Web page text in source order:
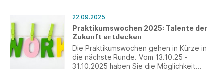
und agieren als Managerin und Manager
eines fiktiven Unternehmens.
Anmeldeschluss ist der 18. Oktober 2025.
22.09.2025
Praktikumswochen 2025: Talente der
Zukunft entdecken
Die Praktikumswochen gehen in Kürze in
die nächste Runde. Vom 13.10.25 -
31.10.2025 haben Sie die Möglichkeit